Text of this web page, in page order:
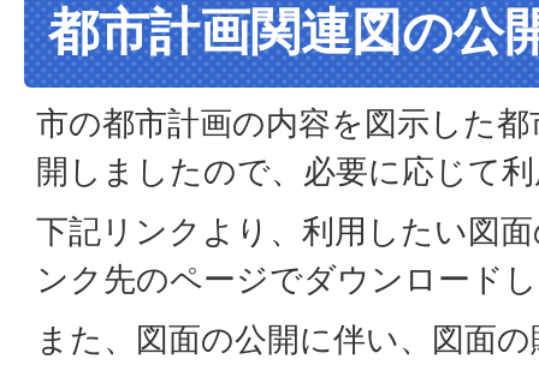
都市計画関連図の公
市の都市計画の内容を図示した
開しましたので、必要に応じて
下記リンクより、利用したい図
ンク先のページでダウンロード
また、図面の公開に伴い、図面